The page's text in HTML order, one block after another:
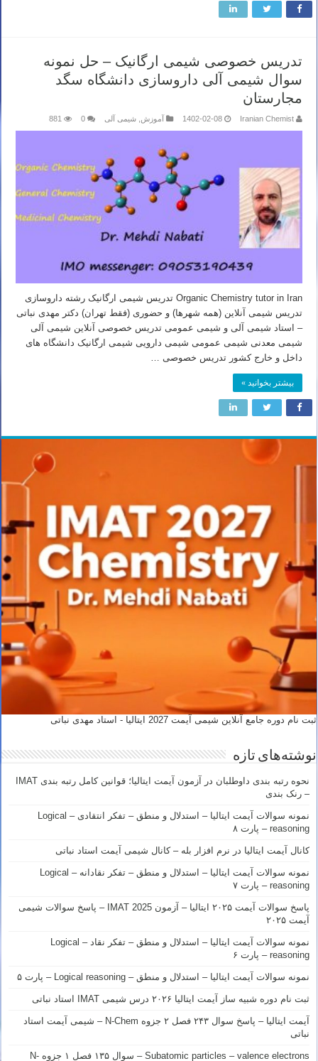
تدریس خصوصی شیمی ارگانیک – حل نمونه
سوال شیمی آلی داروسازی دانشگاه سگد
مجارستان
Iranian Chemist
1402-02-08 آموزش شیمی آلی 0
881
Organic Chemistry tutor in Iran تدریس شیمی ارگانیک رشته داروسازی
تدریس شیمی آنلاین (همه شهرها) و حضوری (فقط تهران) دکتر مهدی نباتی
– استاد شیمی آلی و شیمی عمومی تدریس خصوصی آنلاین شیمی آلی
شیمی معدنی شیمی عمومی شیمی دارویی شیمی ارگانیک دانشگاه های
داخل و خارج کشور تدریس خصوصی …
بیشتر بخوانید »
ثبت نام دوره جامع آنلاین شیمی آیمت 2027 ایتالیا - استاد مهدی نباتی
نوشته‌های تازه
نحوه رتبه بندی داوطلبان در آزمون آیمت ایتالیا؛ قوانین کامل رتبه بندی IMAT
– رنک بندی
نمونه سوالات آیمت ایتالیا – استدلال و منطق – تفکر انتقادی – Logical
reasoning – پارت ۸
کانال آیمت ایتالیا در نرم افزار بله – کانال شیمی آیمت استاد نباتی
نمونه سوالات آیمت ایتالیا – استدلال و منطق – تفکر نقادانه – Logical
reasoning – پارت ۷
پاسخ سوالات آیمت ۲۰۲۵ ایتالیا – آزمون IMAT 2025 – پاسخ سوالات شیمی
آیمت ۲۰۲۵
نمونه سوالات آیمت ایتالیا – استدلال و منطق – تفکر نقاد – Logical
reasoning – پارت ۶
نمونه سوالات آیمت ایتالیا – استدلال و منطق – Logical reasoning – پارت ۵
ثبت نام دوره شبیه ساز آیمت ایتالیا ۲۰۲۶ درس شیمی IMAT استاد نباتی
آیمت ایتالیا – پاسخ سوال ۲۴۳ فصل ۲ جزوه N-Chem – شیمی آیمت استاد
نباتی
Subatomic particles – valence electrons – سوال ۱۳۵ فصل ۱ جزوه N-